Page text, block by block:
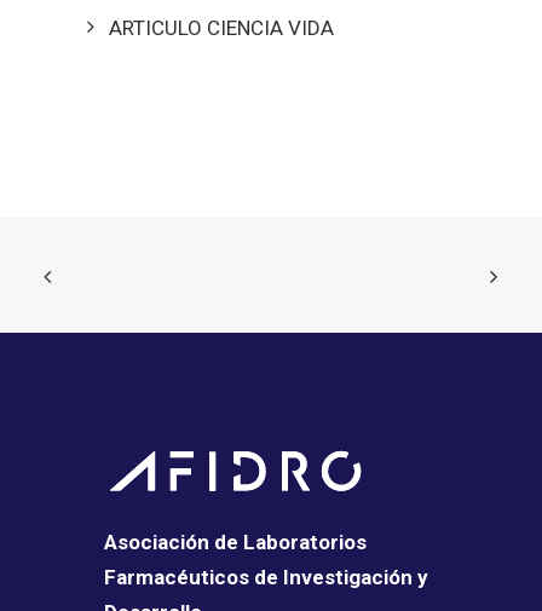
ARTICULO CIENCIA VIDA
Asociación de Laboratorios
Farmacéuticos de Investigación y